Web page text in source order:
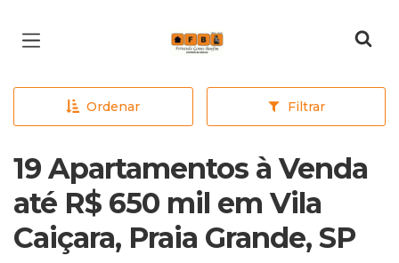
Página inicial
Ordenar Filtrar
19 Apartamentos à Venda
até R$ 650 mil em Vila
Caiçara, Praia Grande, SP